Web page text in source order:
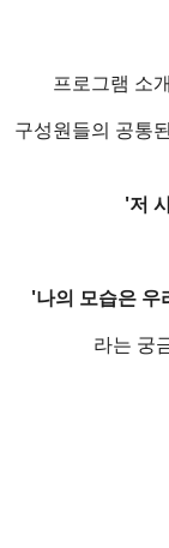
프로그램 소
구성원들의 공통
'저
'나의 모습은 우
라는 궁